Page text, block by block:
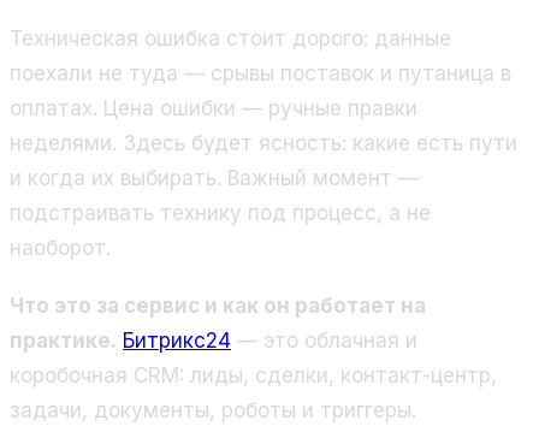
Техническая ошибка стоит дорого: данные
поехали не туда — срывы поставок и путаница в
оплатах. Цена ошибки — ручные правки
неделями. Здесь будет ясность: какие есть пути
и когда их выбирать. Важный момент —
подстраивать технику под процесс, а не
наоборот.
Что это за сервис и как он работает на
практике. Битрикс24 — это облачная и
коробочная CRM: лиды, сделки, контакт-центр,
задачи, документы, роботы и триггеры.